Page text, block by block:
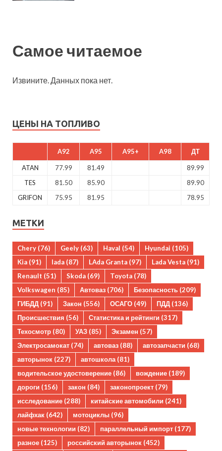
Самое читаемое
Извините. Данных пока нет.
ЦЕНЫ НА ТОПЛИВО
A92 A95 A95+ A98 ДТ
ATAN 77.99 81.49
89.99
TES
81.50 85.90
89.90
GRIFON
75.95 81.95 78.95
МЕТКИ
Chery (76) Geely (63) Haval (54) Hyundai (105)
Kia (91) lada (87) LAda Granta (97) Lada Vesta (91)
Renault (51) Skoda (69) Toyota (78)
Volkswagen (85) Автоваз (706) Безопасность (209)
ГИБДД (91) Закон (556) ОСАГО (49) ПДД (136)
Происшествия (56) Статистика и рейтинги (317)
Техосмотр (80) УАЗ (85) Экзамен (57)
Электросамокат (74) автоваз (88) автозапчасти (68)
авторынок (227) автошкола(81)
водительское удостоверение (86) вождение (189)
дороги (156) закон (84) законопроект (79)
исследование (288) китайские автомобили (241)
лайфхак (642) мотоциклы (96)
новые технологии (82) параллельный импорт (177)
разное (125) российский авторынок (452)